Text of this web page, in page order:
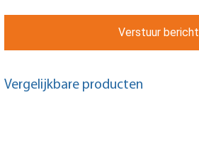
Verstuur bericht
Vergelijkbare producten